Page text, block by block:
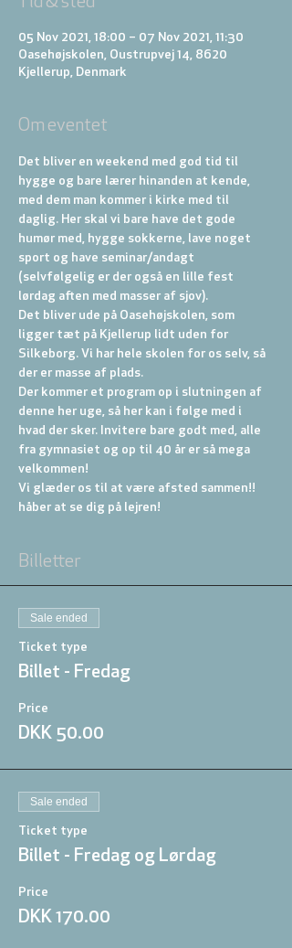
05 Nov 2021, 18:00 – 07 Nov 2021, 11:30
Oasehøjskolen, Oustrupvej 14, 8620
Kjellerup, Denmark
Om eventet
Det bliver en weekend med god tid til
hygge og bare lærer hinanden at kende,
med dem man kommer i kirke med til
daglig. Her skal vi bare have det gode
humør med, hygge sokkerne, lave noget
sport og have seminar/andagt
(selvfølgelig er der også en lille fest
lørdag aften med masser af sjov).
Det bliver ude på Oasehøjskolen, som
ligger tæt på Kjellerup lidt uden for
Silkeborg. Vi har hele skolen for os selv, så
der er masse af plads.
Der kommer et program op i slutningen af
denne her uge, så her kan i følge med i
hvad der sker. Invitere bare godt med, alle
fra gymnasiet og op til 40 år er så mega
velkommen!
Vi glæder os til at være afsted sammen!!
håber at se dig på lejren!
Billetter
Sale ended
Ticket type
Billet - Fredag
Price
DKK 50.00
Sale ended
Ticket type
Billet - Fredag og Lørdag
Price
DKK 170.00